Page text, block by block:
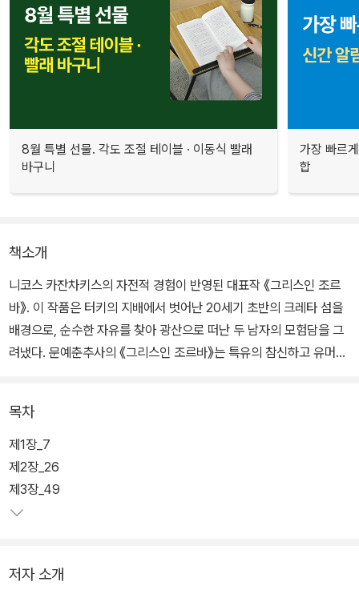
8월 특별 선물. 각도 조절 테이블 · 이동식 빨래
바구니
가장 빠르
합
책소개
니코스 카잔차키스의 자전적 경험이 반영된 대표작 《그리스인 조르
바》. 이 작품은 터키의 지배에서 벗어난 20세기 초반의 크레타 섬을
배경으로, 순수한 자유를 찾아 광산으로 떠난 두 남자의 모험담을 그
려냈다. 문예춘추사의 《그리스인 조르바》는 특유의 참신하고 유머러
이성적인 그리스 지식인인 ‘나’는 우연히 만난 조르바에게 호감을 느
끼고, 그를 갈탄 광산 감독으로 고용해 함께 크레타 섬으로 향한다. 금
욕적인 삶을 살던 ‘나’는 자유분방한 조르바와 지내면서 순간의 행복
에 눈을 뜨고, 참다운 구원은 욕망과 감정을 억제하는 것이 아닌 마음
던졌고, 조르바는 현대 자유인의 대명사로 자리매김하게 되었다.
목차
제1장_7
제2장_26
제3장_49
저자 소개